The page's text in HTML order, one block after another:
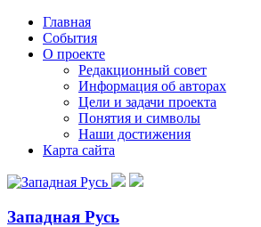
Главная
События
О проекте
Редакционный совет
Информация об авторах
Цели и задачи проекта
Понятия и символы
Наши достижения
Карта сайта
Западная Русь